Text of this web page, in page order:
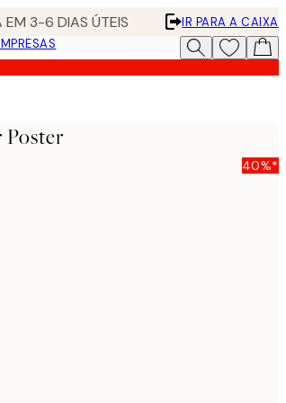
EM 3-6 DIAS ÚTEIS
IR PARA A CAIXA
40%*